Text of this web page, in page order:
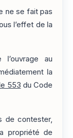
ne se fait pas
l’effet de la
l’ouvrage au
la
553 du Code
de contester,
propriété de